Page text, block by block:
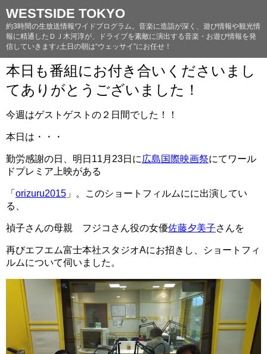
WESTSIDE TOKYO
約3時間の生放送情報ワイドプログラム。音楽に造詣が深く、遊び情報や観光情
報に精通したＤＪ木河淳が、ドライブを素敵に演出する音楽・お遊び情報を発
信していきます♪土日の朝は“ウェッサイ”にお任せ！
本日も番組にお付き合いくださいまし
てありがとうございました！
今週はゲストゲストの２日間でした！！
本日は・・・
勤労感謝の日、明日11月23日に 広島国際映画祭にてワール
ドプレミア上映がある
「 orizuru2015 」。このショートフィルムにに出演してい
る、
禎子さんの母親 フジコさん役の女優佐藤夕美子さんを
再びエフエム富士本社スタジオAにお招きし、ショートフィ
ルムについて伺いました。